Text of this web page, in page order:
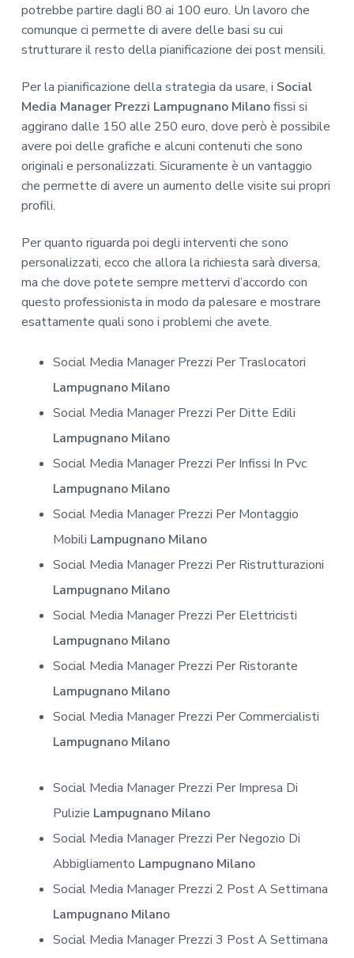
potrebbe partire dagli 80 ai 100 euro. Un lavoro che
comunque ci permette di avere delle basi su cui
strutturare il resto della pianificazione dei post mensili.
Per la pianificazione della strategia da usare, i Social
Media Manager Prezzi Lampugnano Milanofissi si
aggirano dalle 150 alle 250 euro, dove però è possibile
avere poi delle grafiche e alcuni contenuti che sono
originali e personalizzati. Sicuramente è un vantaggio
che permette di avere un aumento delle visite sui propri
profili.
Per quanto riguarda poi degli interventi che sono
personalizzati, ecco che allora la richiesta sarà diversa,
ma che dove potete sempre mettervi d’accordo con
questo professionista in modo da palesare e mostrare
esattamente quali sono i problemi che avete.
Social Media Manager Prezzi Per Traslocatori
Lampugnano Milano
Social Media Manager Prezzi Per Ditte Edili
Lampugnano Milano
Social Media Manager Prezzi Per Infissi In Pvc
Lampugnano Milano
Social Media Manager Prezzi Per Montaggio
Mobili Lampugnano Milano
Social Media Manager Prezzi Per Ristrutturazioni
Lampugnano Milano
Social Media Manager Prezzi Per Elettricisti
Lampugnano Milano
Social Media Manager Prezzi Per Ristorante
Lampugnano Milano
Social Media Manager Prezzi Per Commercialisti
Lampugnano Milano
Social Media Manager Prezzi Per Impresa Di
Pulizie Lampugnano Milano
Social Media Manager Prezzi Per Negozio Di
Abbigliamento Lampugnano Milano
Social Media Manager Prezzi 2 Post A Settimana
Lampugnano Milano
Social Media Manager Prezzi 3 Post A Settimana